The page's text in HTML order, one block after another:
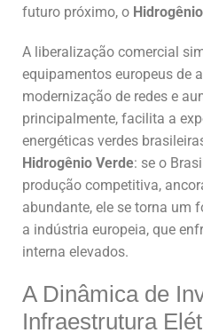
futuro próximo, o
A liberalização comercial
equipamentos europeus de
modernização de redes e
principalmente, facilita a
energéticas verdes
Hidrogênio Verde: se o
produção competitiva,
abundante, ele se torna um
a indústria europeia, que
interna elevados.
A Dinâmica de
Infraestrutura